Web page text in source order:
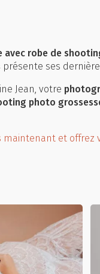
robe de
présente ses
Jean, votre
photo
maintenant et offrez